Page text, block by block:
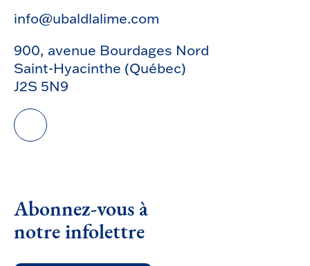
info@ubaldlalime.com
900, avenue Bourdages Nord
Saint-Hyacinthe (Québec)
J2S 5N9
Abonnez-vous à
notre infolettre